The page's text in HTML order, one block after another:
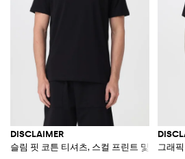
DISCLAIMER
슬림 핏 코튼 티셔츠, 스컬 프린트 및 크루넥
그래